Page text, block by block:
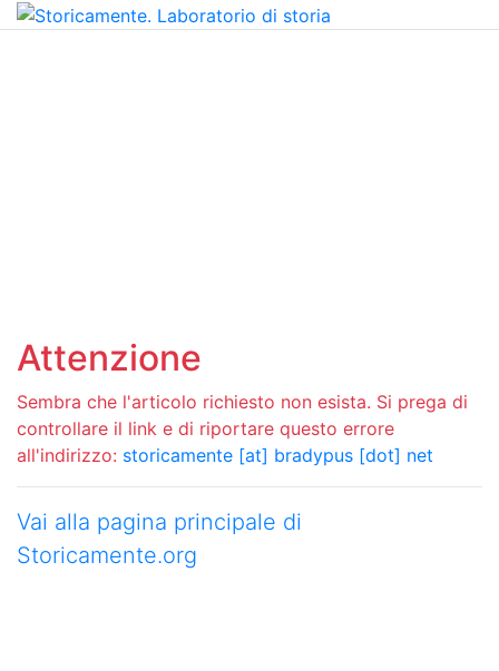
Attenzione
Sembra che l'articolo richiesto non esista. Si prega di
controllare il link e di riportare questo errore
all'indirizzo: storicamente [at] bradypus [dot] net
Vai alla pagina principale di
Storicamente.org